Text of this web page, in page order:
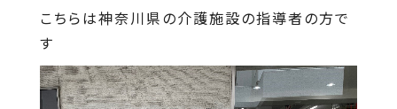
こちらは神奈川県の介護施設の指導者の方で
す